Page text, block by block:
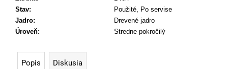
Stav:
Použité, Po servise
Jadro:
Drevené jadro
Úroveň: Stredne pokročilý
Popis Diskusia